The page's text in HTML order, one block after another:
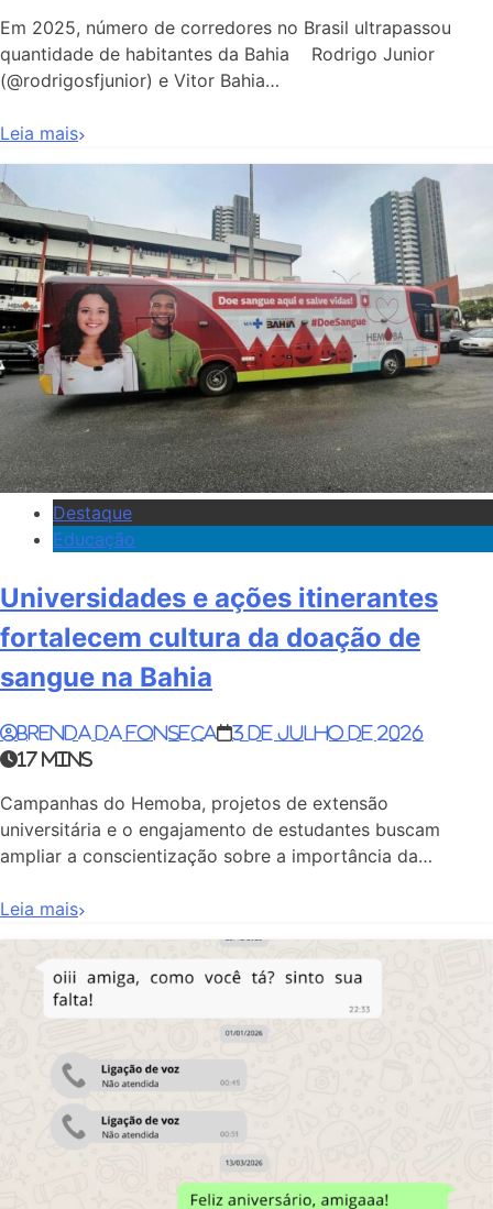
Em 2025, número de corredores no Brasil ultrapassou
quantidade de habitantes da Bahia Rodrigo Junior
(@rodrigosfjunior) e Vitor Bahia…
Leia mais
Destaque
Educação
Universidades e ações itinerantes
fortalecem cultura da doação de
sangue na Bahia
Brenda da Fonseca
3 de julho de 2026
17 mins
Campanhas do Hemoba, projetos de extensão
universitária e o engajamento de estudantes buscam
ampliar a conscientização sobre a importância da…
Leia mais